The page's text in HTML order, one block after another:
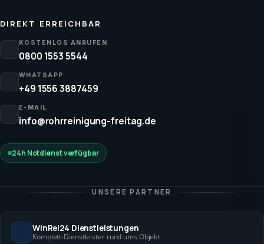
DIREKT ERREICHBAR
KOSTENLOS ANRUFEN
0800 1553 5544
WHATSAPP
+49 1556 3887459
E-MAIL
info@rohrreinigung-freitag.de
24h Notdienst verfügbar
UNSERE PARTNER
WinRei24 Dienstleistungen
Komplett-Dienstleister rund ums Objekt